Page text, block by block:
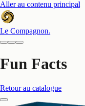
Aller au contenu principal
Le Compagnon.
Fun Facts
Retour au catalogue